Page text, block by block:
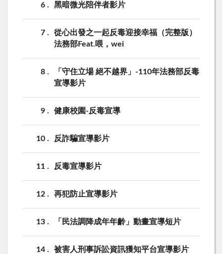
6 黑暗微光陪伴者影片
7
從心出發之一起反毒迎接幸福（完整版）
法務部Feat.喂，wei
8
「守住立場 絕不越界」-110年法務部反毒
宣導影片
9 健康校園-反毒宣導
10 反詐騙宣導影片
11 反毒宣導影片
12 再犯防止宣導影片
13 「民法調降成年年齡」動畫宣導短片
14 被害人刑事訴訟資訊獲知平台宣導影片